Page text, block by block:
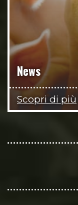
News
Scopri di più